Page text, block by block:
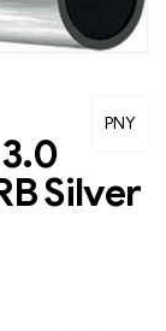
PNY
Silver